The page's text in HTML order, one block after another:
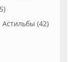
Астильбы (42)